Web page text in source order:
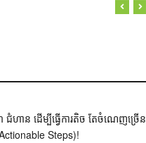
ជំហាន ដើម្បីធ្វើការតិច តែចំណេញច្រើន
Steps)!